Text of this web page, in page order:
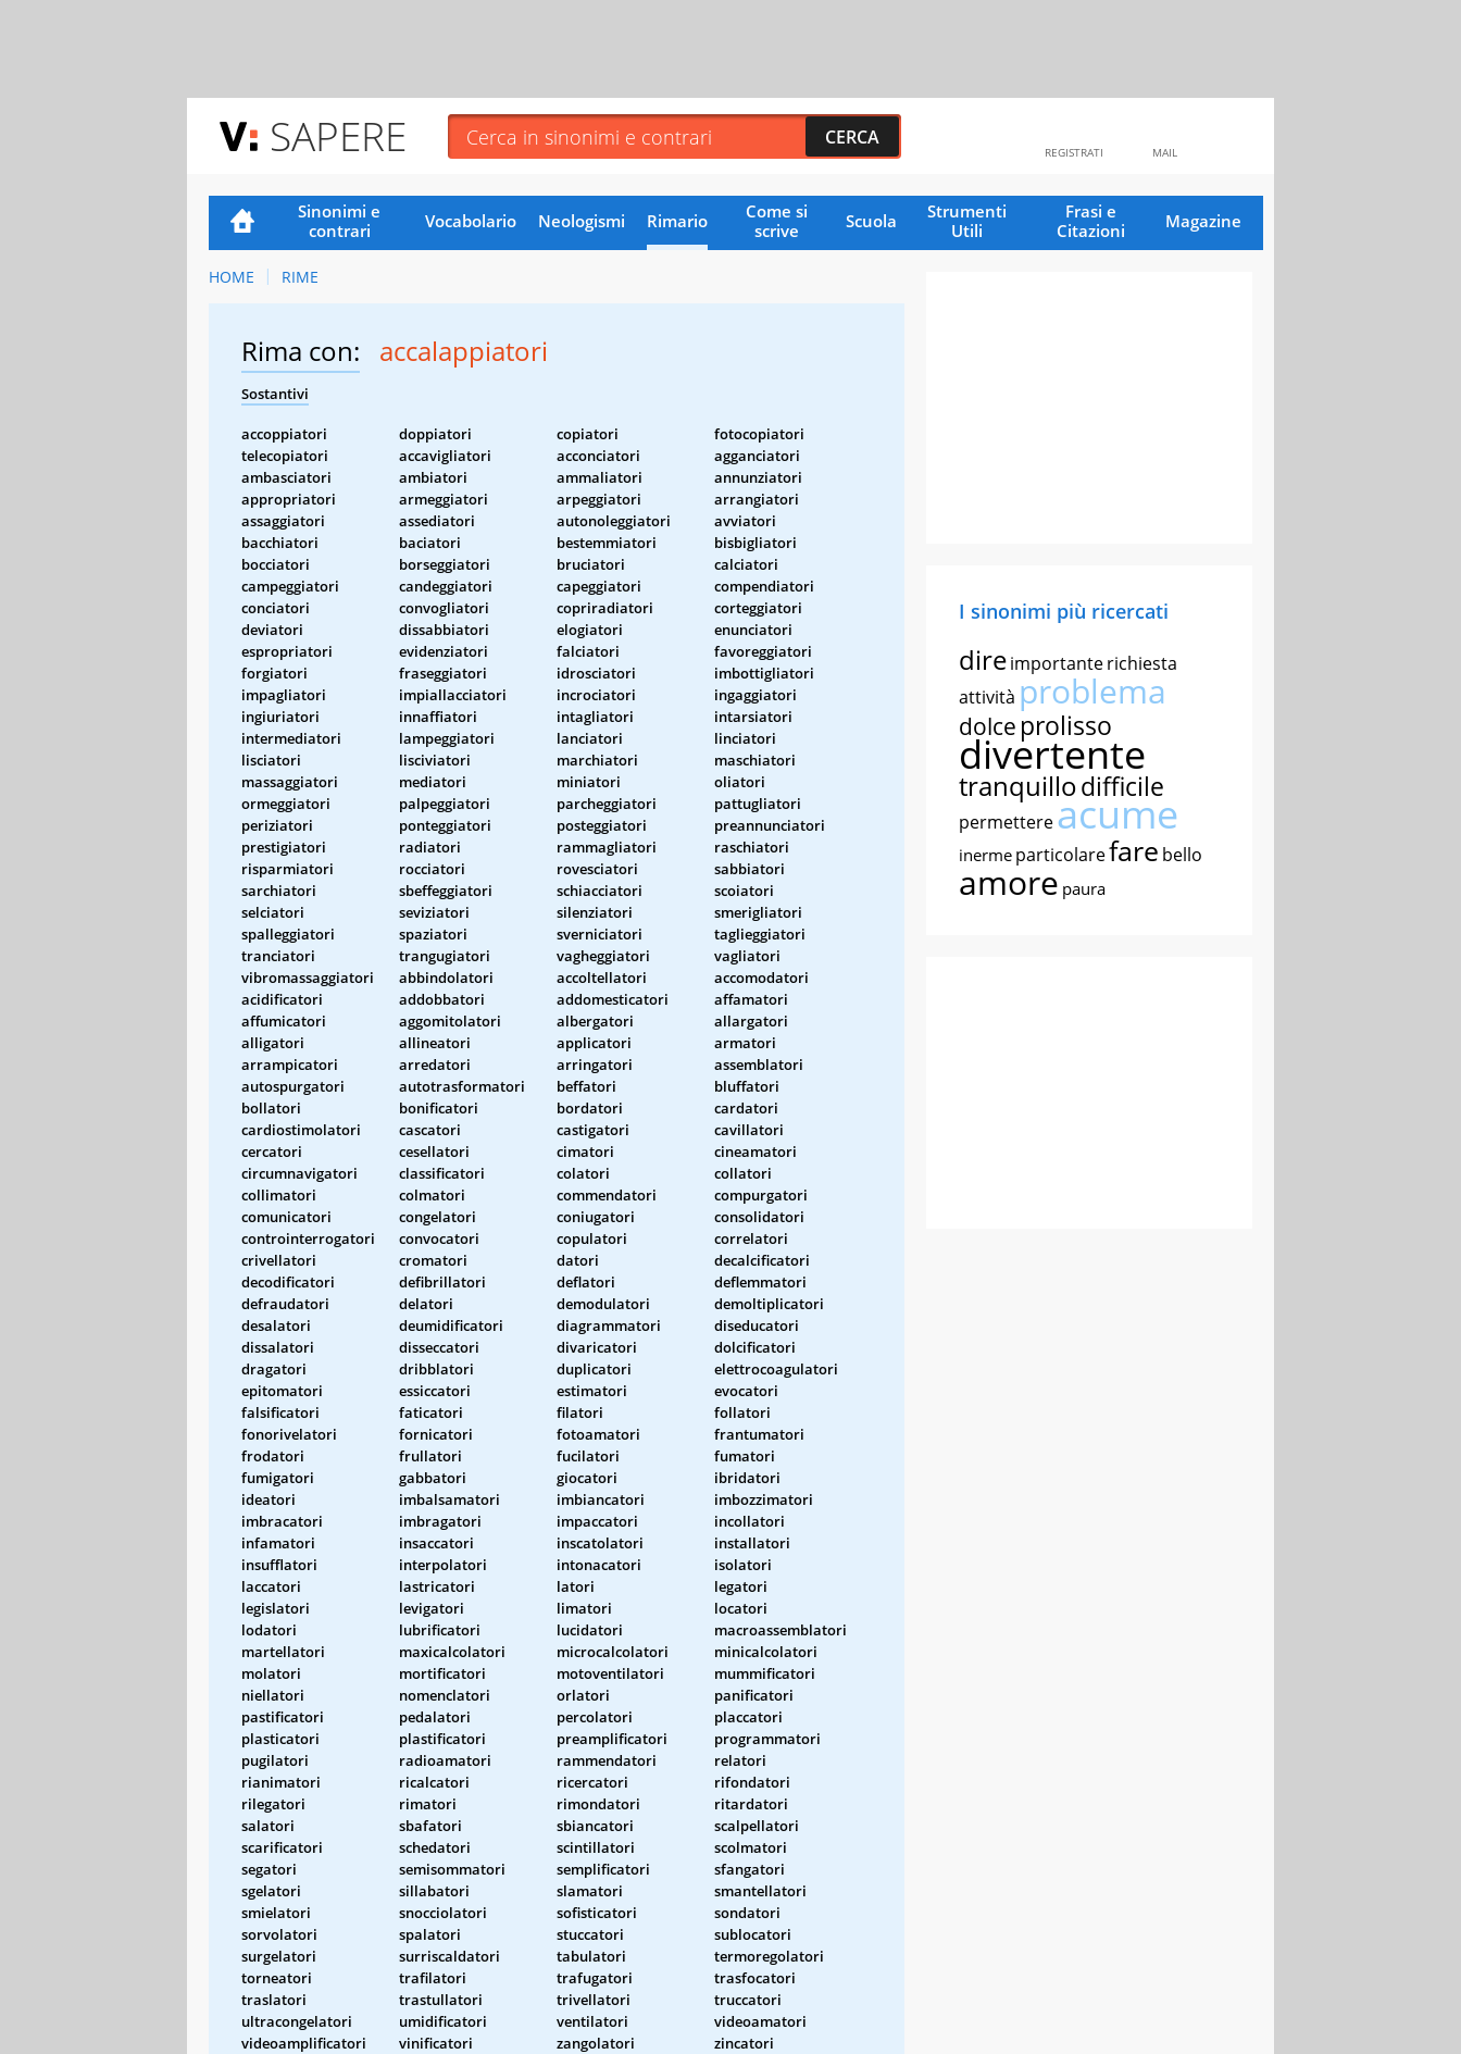
SAPERE MAIL
REGISTRATI
Sinonimi e
contrari
Vocabolario Neologismi Rimario
Come si
scrive
Scuola
Strumenti
Utili
Frasi e
Citazioni
Magazine
HOME RIME
Rima con: accalappiatori
Sostantivi
accoppiatori doppiatori copiatori
fotocopiatori
telecopiatori
accavigliatori acconciatori
agganciatori
ambasciatori
ambiatori ammaliatori
annunziatori
appropriatori
armeggiatori arpeggiatori
arrangiatori
assaggiatori
assediatori autonoleggiatori
avviatori
bacchiatori
baciatori bestemmiatori
bisbigliatori
bocciatori
borseggiatori bruciatori
calciatori
campeggiatori
candeggiatori capeggiatori
compendiatori
conciatori
convogliatori copriradiatori
corteggiatori
deviatori
dissabbiatori elogiatori
enunciatori
espropriatori
evidenziatori falciatori
favoreggiatori
forgiatori
fraseggiatori idrosciatori
imbottigliatori
impagliatori
impiallacciatori incrociatori
ingaggiatori
ingiuriatori
innaffiatori intagliatori
intarsiatori
intermediatori
lampeggiatori lanciatori
linciatori
lisciatori
lisciviatori marchiatori
maschiatori
massaggiatori
mediatori miniatori
oliatori
ormeggiatori
palpeggiatori parcheggiatori
pattugliatori
periziatori
ponteggiatori posteggiatori
preannunciatori
prestigiatori
radiatori rammagliatori
raschiatori
risparmiatori
rocciatori rovesciatori
sabbiatori
sarchiatori
sbeffeggiatori schiacciatori
scoiatori
selciatori
seviziatori silenziatori
smerigliatori
spalleggiatori
spaziatori sverniciatori
taglieggiatori
tranciatori
trangugiatori vagheggiatori
vagliatori
vibromassaggiatori
abbindolatori accoltellatori
accomodatori
acidificatori
addobbatori addomesticatori
affamatori
affumicatori
aggomitolatori albergatori
allargatori
alligatori
allineatori applicatori
armatori
arrampicatori
arredatori arringatori
assemblatori
autospurgatori
autotrasformatori beffatori
bluffatori
bollatori
bonificatori bordatori
cardatori
cardiostimolatori
cascatori castigatori
cavillatori
cercatori
cesellatori cimatori
cineamatori
circumnavigatori
classificatori colatori
collatori
collimatori
colmatori commendatori
compurgatori
comunicatori
congelatori coniugatori
consolidatori
controinterrogatori
convocatori copulatori
correlatori
crivellatori
cromatori datori
decalcificatori
decodificatori
defibrillatori deflatori
deflemmatori
defraudatori
delatori demodulatori
demoltiplicatori
desalatori
deumidificatori diagrammatori
diseducatori
dissalatori
disseccatori divaricatori
dolcificatori
dragatori
dribblatori duplicatori
elettrocoagulatori
epitomatori
essiccatori estimatori
evocatori
falsificatori
faticatori filatori
follatori
fonorivelatori
fornicatori fotoamatori
frantumatori
frodatori
frullatori fucilatori
fumatori
fumigatori
gabbatori giocatori
ibridatori
ideatori
imbalsamatori imbiancatori
imbozzimatori
imbracatori
imbragatori impaccatori
incollatori
infamatori
insaccatori inscatolatori
installatori
insufflatori
interpolatori intonacatori
isolatori
laccatori
lastricatori latori
legatori
legislatori
levigatori limatori
locatori
lodatori
lubrificatori lucidatori
macroassemblatori
martellatori
maxicalcolatori microcalcolatori
minicalcolatori
molatori
mortificatori motoventilatori
mummificatori
niellatori
nomenclatori orlatori
panificatori
pastificatori
pedalatori percolatori
placcatori
plasticatori
plastificatori preamplificatori
programmatori
pugilatori
radioamatori rammendatori
relatori
rianimatori
ricalcatori ricercatori
rifondatori
rilegatori
rimatori rimondatori
ritardatori
salatori
sbafatori sbiancatori
scalpellatori
scarificatori
schedatori scintillatori
scolmatori
segatori
semisommatori semplificatori
sfangatori
sgelatori
sillabatori slamatori
smantellatori
smielatori
snocciolatori sofisticatori
sondatori
sorvolatori
spalatori stuccatori
sublocatori
surgelatori
surriscaldatori tabulatori
termoregolatori
torneatori
trafilatori trafugatori
trasfocatori
traslatori
trastullatori trivellatori
truccatori
ultracongelatori
umidificatori ventilatori
videoamatori
videoamplificatori
vinificatori zangolatori zincatori
I sinonimi più ricercati
direimportanterichiesta
attività problema
dolce prolisso
divertente
tranquillodifficile
permettereacume
inerme particolarefare bello
amore paura